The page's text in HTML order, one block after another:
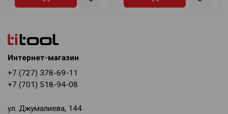
Интернет-магазин
+7 (727) 378-69-11
+7 (701) 518-94-08
ул. Джумалиева, 144